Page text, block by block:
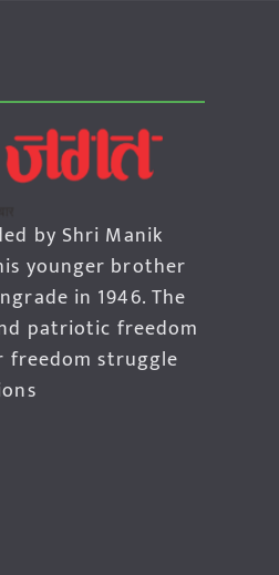
by Shri Manik
younger brother
in 1946. The
patriotic freedom
struggle